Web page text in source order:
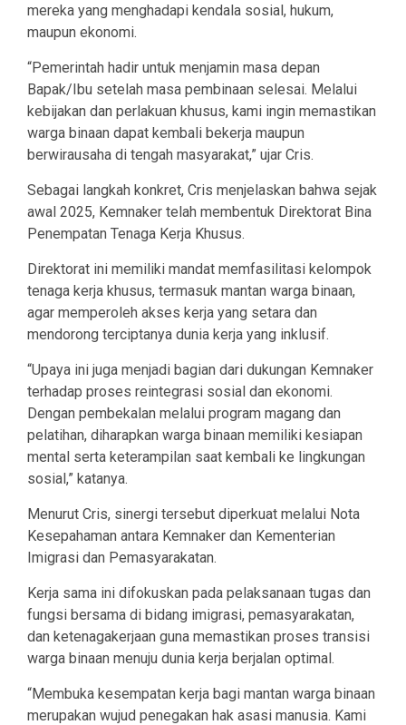
mereka yang menghadapi kendala sosial, hukum,
maupun ekonomi.
“Pemerintah hadir untuk menjamin masa depan
Bapak/Ibu setelah masa pembinaan selesai. Melalui
kebijakan dan perlakuan khusus, kami ingin memastikan
warga binaan dapat kembali bekerja maupun
berwirausaha di tengah masyarakat,” ujar Cris.
Sebagai langkah konkret, Cris menjelaskan bahwa sejak
awal 2025, Kemnaker telah membentuk Direktorat Bina
Penempatan Tenaga Kerja Khusus.
Direktorat ini memiliki mandat memfasilitasi kelompok
tenaga kerja khusus, termasuk mantan warga binaan,
agar memperoleh akses kerja yang setara dan
mendorong terciptanya dunia kerja yang inklusif.
“Upaya ini juga menjadi bagian dari dukungan Kemnaker
terhadap proses reintegrasi sosial dan ekonomi.
Dengan pembekalan melalui program magang dan
pelatihan, diharapkan warga binaan memiliki kesiapan
mental serta keterampilan saat kembali ke lingkungan
sosial,” katanya.
Menurut Cris, sinergi tersebut diperkuat melalui Nota
Kesepahaman antara Kemnaker dan Kementerian
Imigrasi dan Pemasyarakatan.
Kerja sama ini difokuskan pada pelaksanaan tugas dan
fungsi bersama di bidang imigrasi, pemasyarakatan,
dan ketenagakerjaan guna memastikan proses transisi
warga binaan menuju dunia kerja berjalan optimal.
“Membuka kesempatan kerja bagi mantan warga binaan
merupakan wujud penegakan hak asasi manusia. Kami